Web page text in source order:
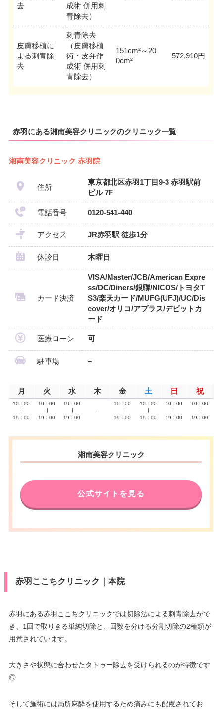
去
成術 併用刺
青除去）
皮膚移植に
よる刺青除
去
刺青除去
（皮膚移植
術・皮弁作
成術 併用刺
青除去）
151cm²～20
0cm²
572,910円
赤羽にある湘南美容クリニックのクリニック一覧
湘南美容クリニック 赤羽院
住所
東京都北区赤羽1丁目9-3 赤羽駅前
ビル 7F
電話番号 0120-541-440
アクセス JR赤羽駅 徒歩1分
休診日 木曜日
カード決済
VISA/Master/JCB/American Expre
ss/DC/Diners/銀聯/NICOS/トヨタT
S3/楽天カード/MUFG(UFJ)/UC/Dis
cover/オリコ/アプラス/デビットカ
ード
医療ローン 可
駐車場 –
月 火 水 木 金 土 日 祝
10：00
19：00
10：00
19：00
10：00
19：00
–
10：00
19：00
10：00
19：00
10：00
19：00
10：00
19：00
湘南美容クリニック
公式サイトを見る
赤羽ここちクリニック｜本院
赤羽にある赤羽ここちクリニックでは切除法による刺青除去がで
き、1回で取りきる単純切除と、回数を分ける分割切除の2種類が
用意されています。
大きさや状態に合わせたタトゥー除去を受けられるのが特徴です
◎
そして施術には局所麻酔を使用するため痛みにも配慮されてお